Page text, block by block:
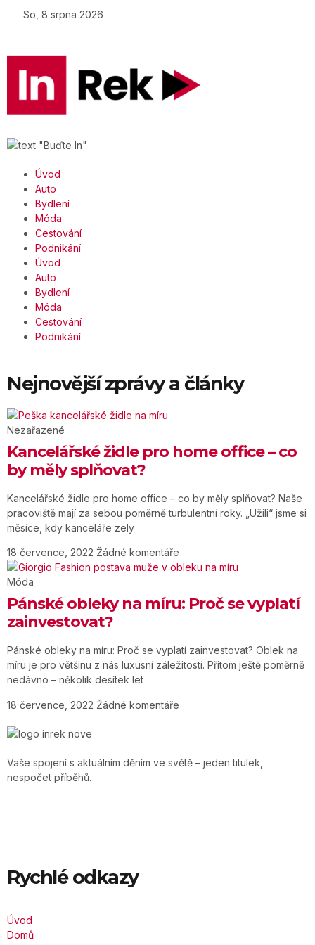
So, 8 srpna 2026
Úvod
Auto
Bydlení
Móda
Cestování
Podnikání
Úvod
Auto
Bydlení
Móda
Cestování
Podnikání
Nejnovější zprávy a články
Nezařazené
Kancelářské židle pro home office – co
by měly splňovat?
Kancelářské židle pro home office – co by měly splňovat? Naše
pracoviště mají za sebou poměrně turbulentní roky. „Užili“ jsme si
měsíce, kdy kanceláře zely
18 července, 2022 Žádné komentáře
Móda
Pánské obleky na míru: Proč se vyplatí
zainvestovat?
Pánské obleky na míru: Proč se vyplatí zainvestovat? Oblek na
míru je pro většinu z nás luxusní záležitostí. Přitom ještě poměrně
nedávno – několik desítek let
18 července, 2022 Žádné komentáře
Vaše spojení s aktuálním děním ve světě – jeden titulek,
nespočet příběhů.
Rychlé odkazy
Úvod
Domů